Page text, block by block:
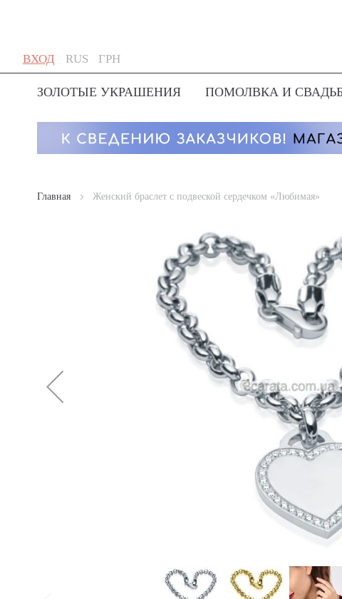
ВХОД
Skip
to
Content
Язык
RUS Валюта
ГРН
ЗОЛОТЫЕ УКРАШЕНИЯ ПОМОЛВКА И
Главная Женский браслет с подвеской сердечком «Любимая»